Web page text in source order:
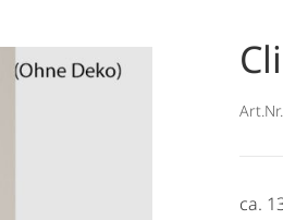
ca.